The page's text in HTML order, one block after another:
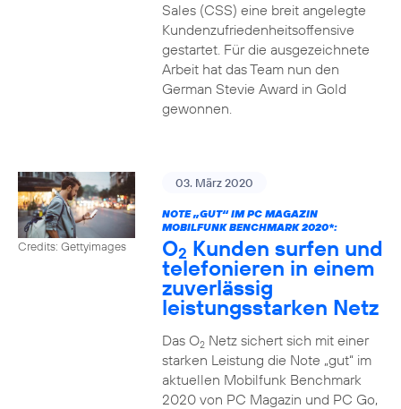
Sales (CSS) eine breit angelegte
Kundenzufriedenheitsoffensive
gestartet. Für die ausgezeichnete
Arbeit hat das Team nun den
German Stevie Award in Gold
gewonnen.
Credits: Gettyimages
03. März 2020
NOTE „GUT“ IM PC MAGAZIN
MOBILFUNK BENCHMARK 2020*:
O2 Kunden surfen und
telefonieren in einem
zuverlässig
leistungsstarken Netz
Das O2Netz sichert sich mit einer
starken Leistung die Note „gut“ im
aktuellen Mobilfunk Benchmark
2020 von PC Magazin und PC Go,